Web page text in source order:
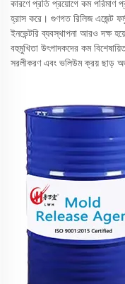
কারণে প্রতি প্রয়োগে কম পরিমাণ
হ্রাস করে। গুণগত রিলিজ এজেন্ট
ইনভেন্টরি ব্যবস্থাপনা আরও দক্ষ
বহুমুখিতা উৎপাদকদের কম
সরলীকরণ এবং ভলিউম ক্রয় ছাড়